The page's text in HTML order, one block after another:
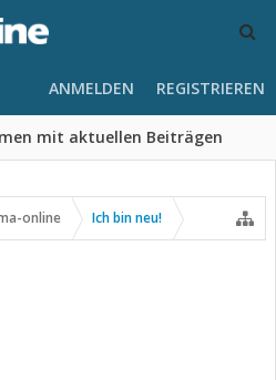
mit aktuellen Beiträgen
ANMELDEN REGISTRIEREN
online Ich bin neu!